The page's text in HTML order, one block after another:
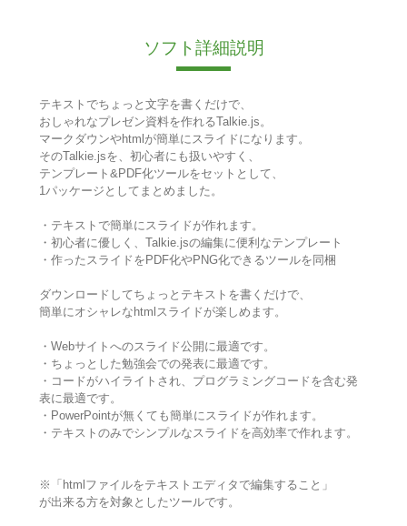
ソフト詳細説明
テキストでちょっと文字を書くだけで、
おしゃれなプレゼン資料を作れるTalkie.js。
マークダウンやhtmlが簡単にスライドになります。
そのTalkie.jsを、初心者にも扱いやすく、
テンプレート&PDF化ツールをセットとして、
1パッケージとしてまとめました。
・テキストで簡単にスライドが作れます。
・初心者に優しく、Talkie.jsの編集に便利なテンプレート
・作ったスライドをPDF化やPNG化できるツールを同梱
ダウンロードしてちょっとテキストを書くだけで、
簡単にオシャレなhtmlスライドが楽しめます。
・Webサイトへのスライド公開に最適です。
・ちょっとした勉強会での発表に最適です。
・コードがハイライトされ、プログラミングコードを含む発
表に最適です。
・PowerPointが無くても簡単にスライドが作れます。
・テキストのみでシンプルなスライドを高効率で作れます。
※「htmlファイルをテキストエディタで編集すること」
が出来る方を対象としたツールです。